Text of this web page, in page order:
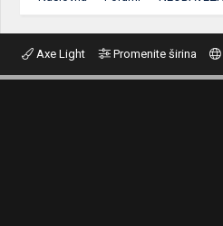
Axe Light Promenite širina